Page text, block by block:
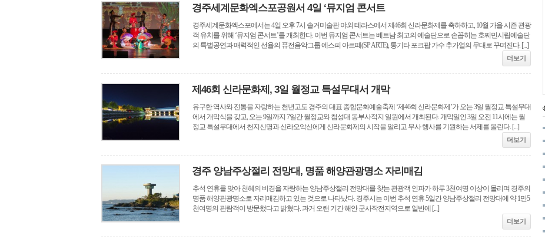
경주세계문화엑스포공원서 4일 ‘뮤지엄 콘서트
경주세계문화엑스포에서는 4일 오후 7시 솔거미술관 야외 테라스에서 제46회 신라문화제를 축하하고, 10월 가을 시즌 관광
객 유치를 위해 ‘뮤지엄 콘서트’를 개최한다. 이번 뮤지엄 콘서트는 베트남 최고의 예술단으로 손꼽히는 호찌민시립예술단
의 특별공연과 매력적인 선율의 퓨전음악그룹 에스피 아르떼(SP ARTE), 통기타 포크팝 가수 추가열의 무대로 꾸며진다. [...]
더보기
제46회 신라문화제, 3일 월정교 특설무대서 개막
유구한 역사와 전통을 자랑하는 천년고도 경주의 대표 종합문화예술축제 ‘제46회 신라문화제’가 오는 3일 월정교 특설무대
에서 개막식을 갖고, 오는 9일까지 7일간 월정교와 첨성대 동부사적지 일원에서 개최된다. 개막일인 3일 오전 11시에는 월
정교 특설무대에서 천지신명과 신라오악신에게 신라문화제의 시작을 알리고 무사 행사를 기원하는 서제를 올린다. [...]
더보기
경주 양남주상절리 전망대, 명품 해양관광명소 자리매김
추석 연휴를 맞아 천혜의 비경을 자랑하는 양남주상절리 전망대를 찾는 관광객 인파가 하루 3천여명 이상이 몰리며 경주의
명품 해양관광명소로 자리매김하고 있는 것으로 나타났다. 경주시는 이번 추석 연휴 5일간 양남주상절리 전망대에 약 1만5
천여명의 관람객이 방문했다고 밝혔다. 과거 오랜 기간 해안 군사작전지역으로 일반에 [...]
더보기